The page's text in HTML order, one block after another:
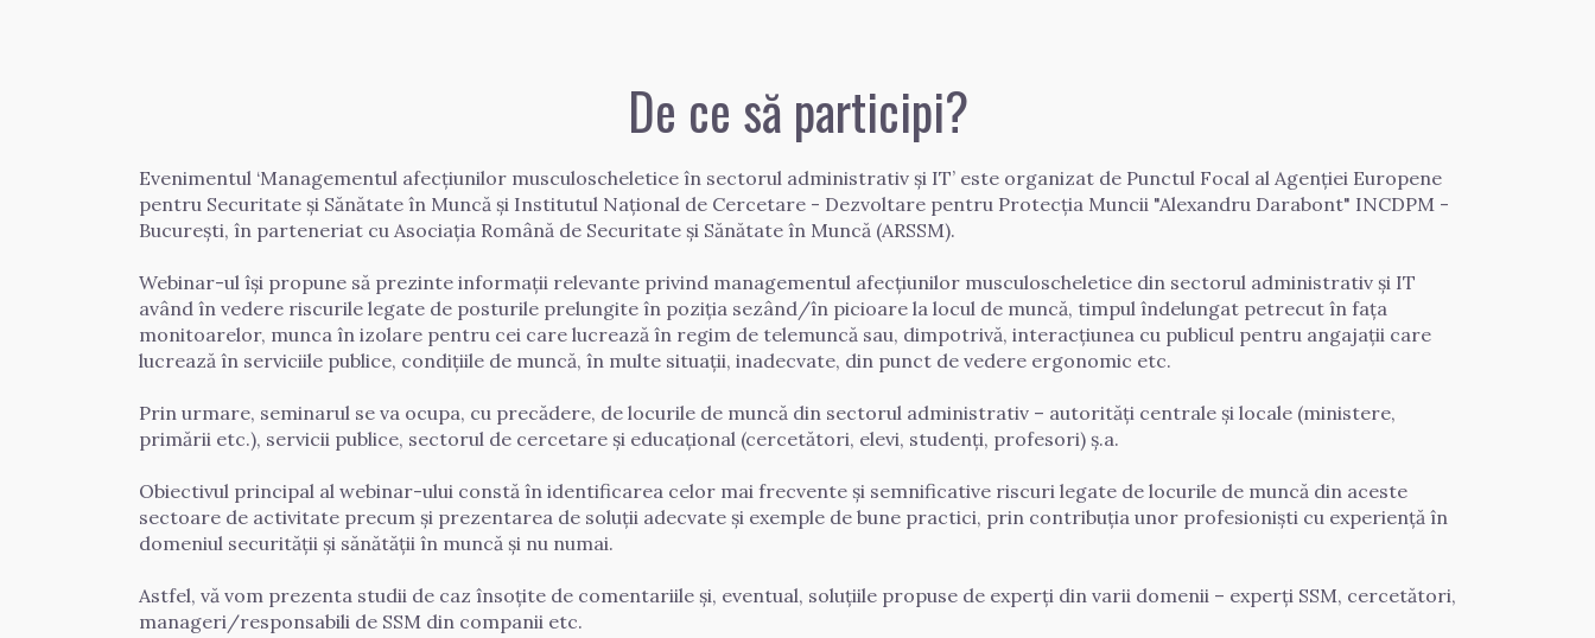
De ce să participi?
Evenimentul ‘Managementul afecțiunilor musculoscheletice în sectorul administrativ și IT’ este organizat de Punctul Focal al Agenției Europene
pentru Securitate și Sănătate în Muncă și Institutul Național de Cercetare - Dezvoltare pentru Protecția Muncii "Alexandru Darabont" INCDPM -
București, în parteneriat cu Asociația Română de Securitate și Sănătate în Muncă (ARSSM).
Webinar-ul își propune să prezinte informații relevante privind managementul afecțiunilor musculoscheletice din sectorul administrativ și IT
având în vedere riscurile legate de posturile prelungite în poziția sezând/în picioare la locul de muncă, timpul îndelungat petrecut în fața
monitoarelor, munca în izolare pentru cei care lucrează în regim de telemuncă sau, dimpotrivă, interacțiunea cu publicul pentru angajații care
lucrează în serviciile publice, condițiile de muncă, în multe situații, inadecvate, din punct de vedere ergonomic etc.
Prin urmare, seminarul se va ocupa, cu precădere, de locurile de muncă din sectorul administrativ – autorități centrale și locale (ministere,
primării etc.), servicii publice, sectorul de cercetare și educațional (cercetători, elevi, studenți, profesori) ș.a.
Obiectivul principal al webinar-ului constă în identificarea celor mai frecvente și semnificative riscuri legate de locurile de muncă din aceste
sectoare de activitate precum și prezentarea de soluții adecvate și exemple de bune practici, prin contribuția unor profesioniști cu experiență în
domeniul securității și sănătății în muncă și nu numai.
Astfel, vă vom prezenta studii de caz însoțite de comentariile și, eventual, soluțiile propuse de experți din varii domenii – experți SSM, cercetători,
manageri/responsabili de SSM din companii etc.